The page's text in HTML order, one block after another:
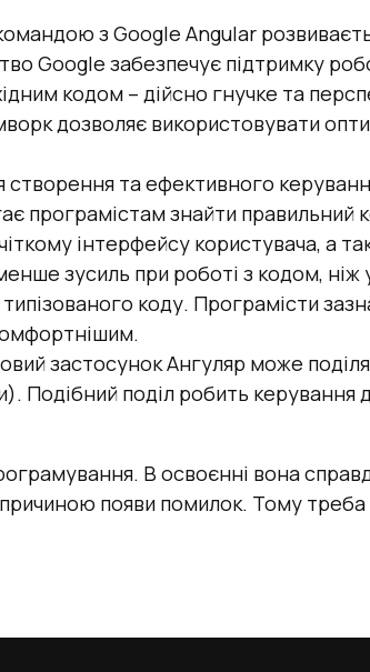
з Google Angular
Google забезпечує підтримку
кодом – дійсно гнучке та
дозволяє використовувати
створення та ефективного
програмістам знайти правильний
інтерфейсу користувача, а
зусиль при роботі з кодом,
коду. Програмісти
застосунок Ангуляр може
Подібний поділ робить керування
В освоєнні вона
появи помилок. Тому